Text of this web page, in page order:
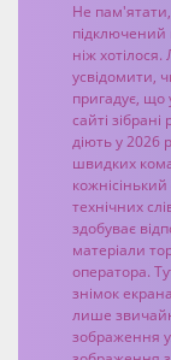
Не
підключений
ніж
усвідомити,
пригадує,
сайті
діють у 2026
швидких
технічних
здобуває
матеріали
оператора.
знімок
лише
зображення